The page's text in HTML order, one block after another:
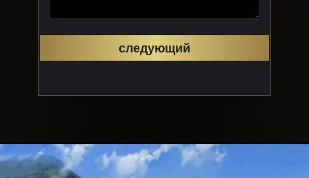
следующий